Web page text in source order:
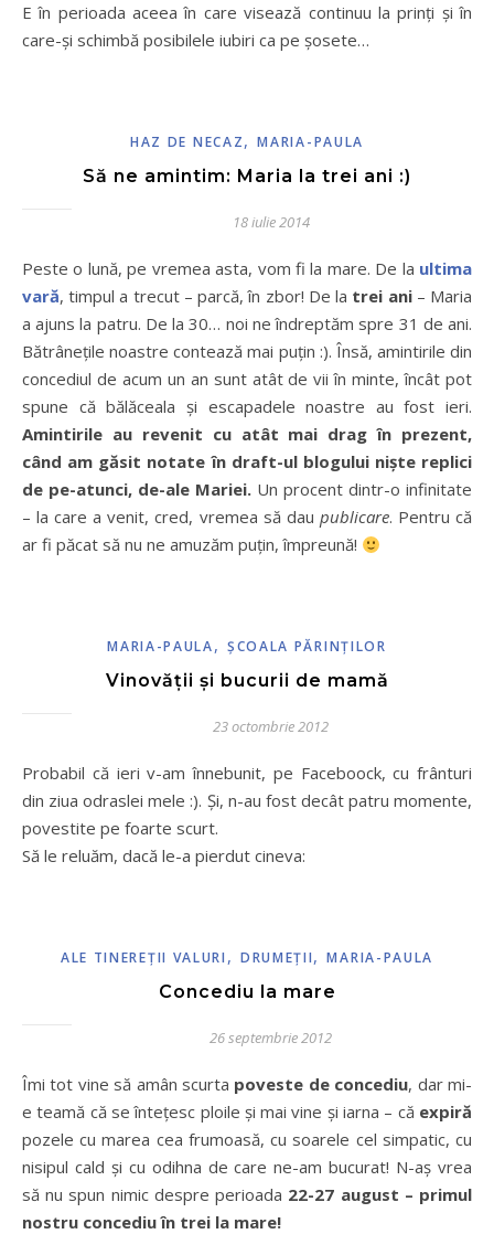
E în perioada aceea în care visează continuu la prinţi şi în
care-şi schimbă posibilele iubiri ca pe şosete…
HAZ DE NECAZ,MARIA-PAULA
Să ne amintim: Maria la trei ani :)
18 iulie 2014
Peste o lună, pe vremea asta, vom fi la mare. De la ultima
vară, timpul a trecut – parcă, în zbor! De la trei ani– Maria
a ajuns la patru. De la 30… noi ne îndreptăm spre 31 de ani.
Bătrânețile noastre contează mai puțin :). Însă, amintirile din
concediul de acum un an sunt atât de vii în minte, încât pot
spune că bălăceala și escapadele noastre au fost ieri.
Amintirile au revenit cu atât mai drag în prezent,
când am găsit notate în draft-ul blogului niște replici
de pe-atunci, de-ale Mariei. Un procent dintr-o infinitate
– la care a venit, cred, vremea să dau publicare. Pentru că
ar fi păcat să nu ne amuzăm puțin, împreună!
MARIA-PAULA, ŞCOALA PĂRINŢILOR
Vinovății și bucurii de mamă
23 octombrie 2012
Probabil că ieri v-am înnebunit, pe Faceboock, cu frânturi
din ziua odraslei mele :). Și, n-au fost decât patru momente,
povestite pe foarte scurt.
Să le reluăm, dacă le-a pierdut cineva:
ALE TINEREŢII VALURI , DRUMEŢII,MARIA-PAULA
Concediu la mare
26 septembrie 2012
Îmi tot vine să amân scurta poveste de concediu, dar mi-
e teamă că se întețesc ploile și mai vine și iarna – că expiră
pozele cu marea cea frumoasă, cu soarele cel simpatic, cu
nisipul cald și cu odihna de care ne-am bucurat! N-aș vrea
să nu spun nimic despre perioada 22-27 august – primul
nostru concediu în trei la mare!